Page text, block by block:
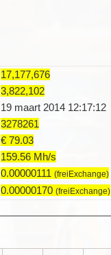
17,177,676
3,822,102
19 maart 2014 12:17:12
3278261
€ 79.03
159.56 Mh/s
0.00000111 (freiExchange)
0.00000170 (freiExchange)